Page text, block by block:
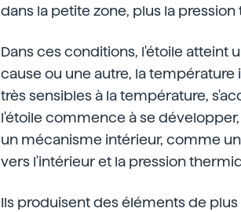
dans la petite zone, plus la
Dans ces conditions, l'étoile atteint
cause ou une autre, la
très sensibles à la température,
l'étoile commence à se
un mécanisme intérieur, comme
vers l'intérieur et la pression
Ils produisent des éléments de